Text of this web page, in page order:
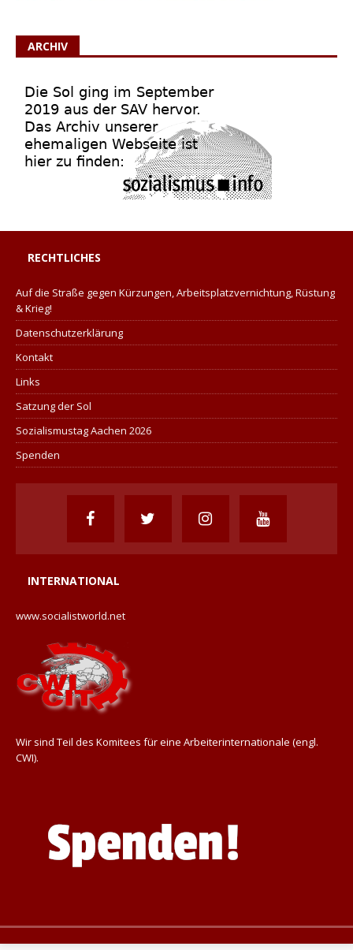
ARCHIV
RECHTLICHES
Auf die Straße gegen Kürzungen, Arbeitsplatzvernichtung, Rüstung
& Krieg!
Datenschutzerklärung
Kontakt
Links
Satzung der Sol
Sozialismustag Aachen 2026
Spenden
INTERNATIONAL
www.socialistworld.net
Wir sind Teil des Komitees für eine Arbeiterinternationale (engl.
CWI).